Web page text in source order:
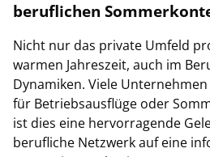
beruflichen
Nicht nur das private Umfeld
warmen Jahreszeit, auch im
Dynamiken. Viele
für Betriebsausflüge oder
ist dies eine hervorragende
berufliche Netzwerk auf eine